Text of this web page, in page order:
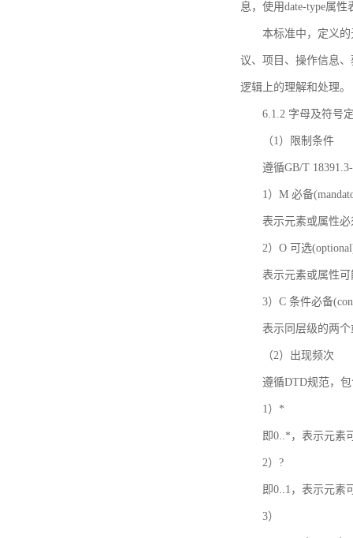
息，使用date-type属
本标准中，定义
议、项目、操作信息
逻辑上的理解和处理。
6.1.2 字母及符号
（1）限制条件
遵循GB/T
1）M 必备
表示元素或属性
2）O 可选
表示元素或属性
3）C 条件必备
表示同层级的两
（2）出现频次
遵循DTD规范，
1）*
即0..*，表示元素
2）?
即0..1，表示元素
3）